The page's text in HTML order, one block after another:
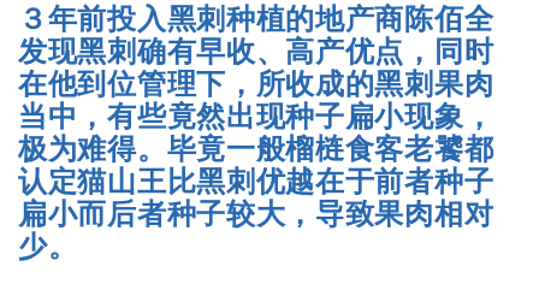
３年前投入黑刺种植的地产商陈佰全
发现黑刺确有早收、高产优点，同时
在他到位管理下，所收成的黑刺果肉
当中，有些竟然出现种子扁小现象，
极为难得。毕竟一般榴梿食客老饕都
认定猫山王比黑刺优越在于前者种子
扁小而后者种子较大，导致果肉相对
少。